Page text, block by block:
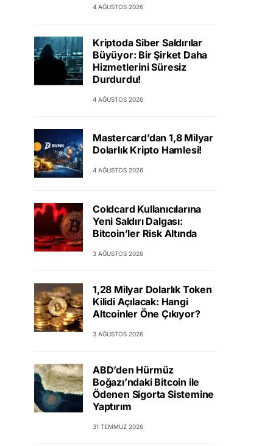
4 AĞUSTOS 2026
Kriptoda Siber Saldırılar
Büyüyor: Bir Şirket Daha
Hizmetlerini Süresiz
Durdurdu!
4 AĞUSTOS 2026
Mastercard’dan 1,8 Milyar
Dolarlık Kripto Hamlesi!
4 AĞUSTOS 2026
Coldcard Kullanıcılarına
Yeni Saldırı Dalgası:
Bitcoin’ler Risk Altında
3 AĞUSTOS 2026
1,28 Milyar Dolarlık Token
Kilidi Açılacak: Hangi
Altcoinler Öne Çıkıyor?
3 AĞUSTOS 2026
ABD’den Hürmüz
Boğazı’ndaki Bitcoin ile
Ödenen Sigorta Sistemine
Yaptırım
31 TEMMUZ 2026